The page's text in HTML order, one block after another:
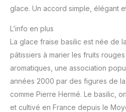
glace. Un accord simple, élégant
L’info en plus
La glace fraise basilic est née de
pâtissiers à marier les fruits
aromatiques, une association
années 2000 par des figures de
comme Pierre Hermé. Le basilic,
et cultivé en France depuis le